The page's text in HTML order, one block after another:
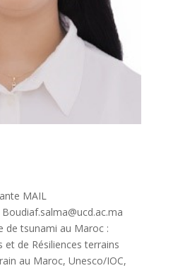
MAIL
de tsunami au Maroc :
et de Résiliences terrains
au Maroc, Unesco/IOC,